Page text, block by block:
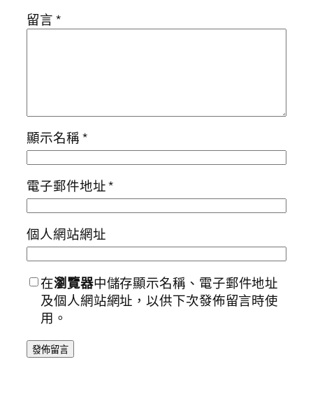
留言*
顯示名稱*
電子郵件地址*
個人網站網址
在瀏覽器中儲存顯示名稱、電子郵件地址
及個人網站網址，以供下次發佈留言時使
用。